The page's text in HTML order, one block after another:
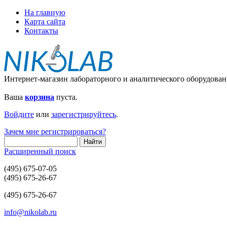
На главную
Карта сайта
Контакты
Интернет-магазин лабораторного и аналитического
Ваша корзина пуста.
Войдите или зарегистрируйтесь.
Зачем мне регистрироваться?
Расширенный поиск
(495) 675-07-05
(495) 675-26-67
(495) 675-26-67
info@nikolab.ru